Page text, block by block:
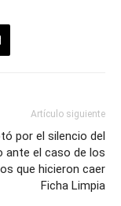
Artículo siguiente
por el silencio del
ante el caso de los
que hicieron caer
Ficha Limpia